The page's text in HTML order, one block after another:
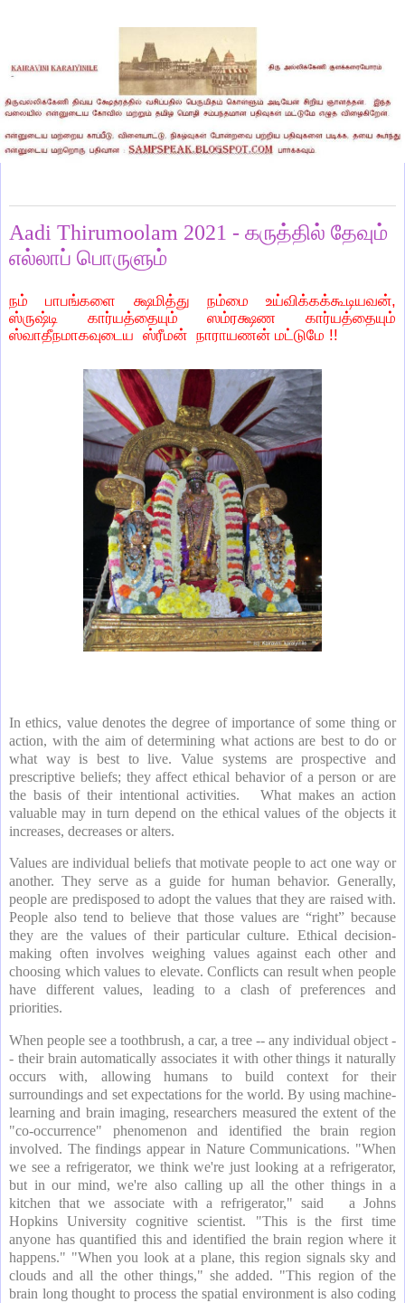
Aadi Thirumoolam 2021 - கருத்தில் தேவும்
எல்லாப் பொருளும்
நம் பாபங்களை க்ஷமித்து நம்மை உய்விக்கக்கூடியவன்,
ஸ்ருஷ்டி கார்யத்தையும் ஸம்ரக்ஷண கார்யத்தையும்
ஸ்வாதீநமாகவுடைய ஸ்ரீமன் நாராயணன் மட்டுமே !!
In ethics, value denotes the degree of importance of some thing or
action, with the aim of determining what actions are best to do or
what way is best to live. Value systems are prospective and
prescriptive beliefs; they affect ethical behavior of a person or are
the basis of their intentional activities. What makes an action
valuable may in turn depend on the ethical values of the objects it
increases, decreases or alters.
Values are individual beliefs that motivate people to act one way or
another. They serve as a guide for human behavior. Generally,
people are predisposed to adopt the values that they are raised with.
People also tend to believe that those values are “right” because
they are the values of their particular culture. Ethical decision-
making often involves weighing values against each other and
choosing which values to elevate. Conflicts can result when people
have different values, leading to a clash of preferences and
priorities.
When people see a toothbrush, a car, a tree -- any individual object -
- their brain automatically associates it with other things it naturally
occurs with, allowing humans to build context for their
surroundings and set expectations for the world. By using machine-
learning and brain imaging, researchers measured the extent of the
"co-occurrence" phenomenon and identified the brain region
involved. The findings appear in Nature Communications. "When
we see a refrigerator, we think we're just looking at a refrigerator,
but in our mind, we're also calling up all the other things in a
kitchen that we associate with a refrigerator," said a Johns
Hopkins University cognitive scientist. "This is the first time
anyone has quantified this and identified the brain region where it
happens." "When you look at a plane, this region signals sky and
clouds and all the other things," she added. "This region of the
brain long thought to process the spatial environment is also coding